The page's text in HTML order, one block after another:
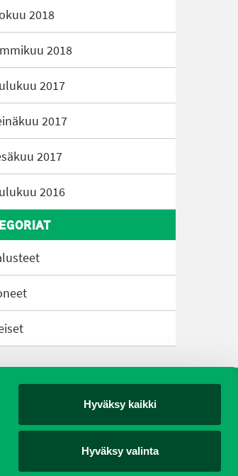
Hyväksy kaikki
Hyväksy valinta
2018
2018
2017
2017
2017
2016